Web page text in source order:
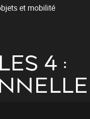
et mobilité
4 :